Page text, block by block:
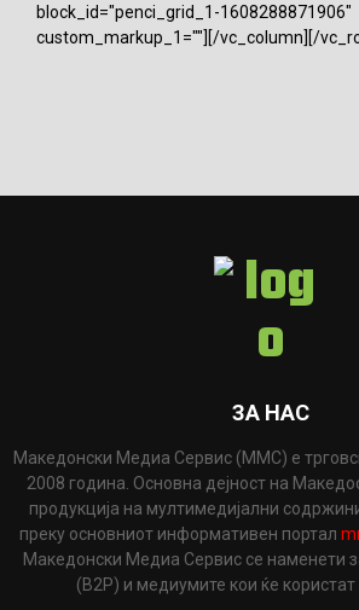
block_id="penci_grid_1-1608288871906"
custom_markup_1=""][/vc_column][/
ЗА НАС
Македонски Медиа Сервис (ММС) е
2008 година. Основна дејност на
продукција на мултимедијални
преку основниот информативен портал
Македонски Медиа Сервис се наменети
(B2P) и медиумите кои ќе користат